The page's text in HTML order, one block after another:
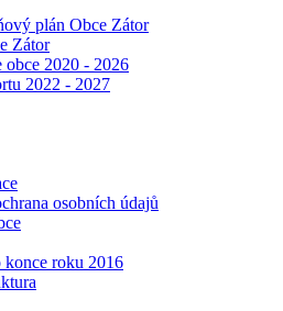
plán Obce Zátor
Zátor
obce 2020 - 2026
2022 - 2027
osobních údajů
roku 2016